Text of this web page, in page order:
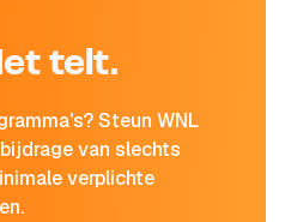
telt.
Steun WNL
van slechts
verplichte